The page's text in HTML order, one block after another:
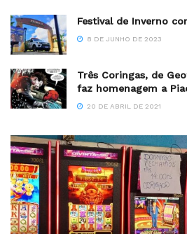
Festival de Inverno
8 DE JUNHO DE 2023
Três Coringas, de
faz homenagem a
20 DE ABRIL DE 2021